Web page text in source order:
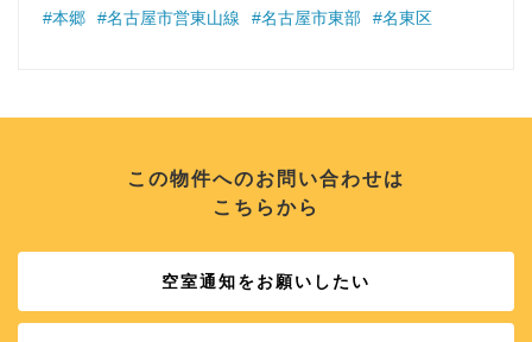
#本郷
#名古屋市営東山線 #名古屋市東部 #名東区
この物件へのお問い合わせは
こちらから
空室通知をお願いしたい